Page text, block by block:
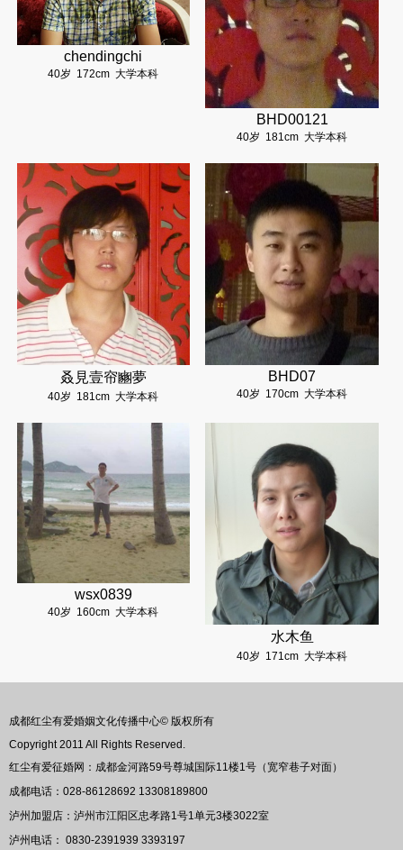
chendingchi
40岁 172cm 大学本科
BHD00121
40岁 181cm 大学本科
叒見壹帘豳夢
40岁 181cm 大学本科
BHD07
40岁 170cm 大学本科
wsx0839
40岁 160cm 大学本科
水木鱼
40岁 171cm 大学本科
成都红尘有爱婚姻文化传播中心© 版权所有
Copyright 2011 All Rights Reserved.
红尘有爱征婚网：成都金河路59号尊城国际11楼1号（宽窄巷子对面）
成都电话：028-86128692 13308189800
泸州加盟店：泸州市江阳区忠孝路1号1单元3楼3022室
泸州电话： 0830-2391939 3393197